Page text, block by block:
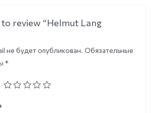
review “Helmut Lang
не будет опубликован. Обязательные
*